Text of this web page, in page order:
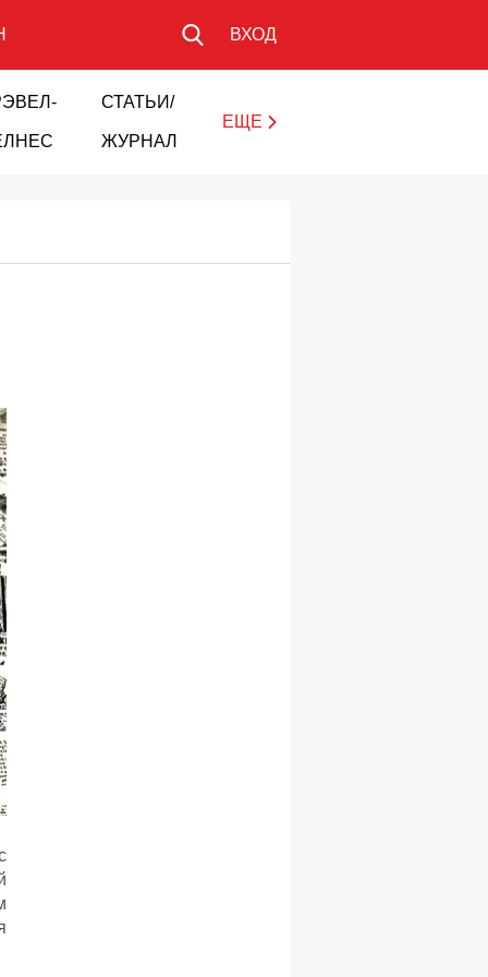
ВХОД
СТАТЬИ/
ЖУРНАЛ
ЕЩЕ